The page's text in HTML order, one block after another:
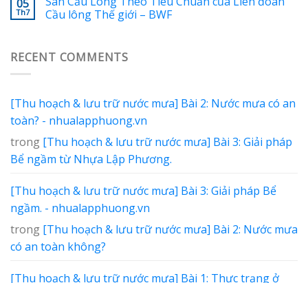
05
Th7
Cầu lông Thế giới – BWF
RECENT COMMENTS
[Thu hoạch & lưu trữ nước mưa] Bài 2: Nước mưa có an
toàn? - nhualapphuong.vn
trong [Thu hoạch & lưu trữ nước mưa] Bài 3: Giải pháp
Bể ngầm từ Nhựa Lập Phương.
[Thu hoạch & lưu trữ nước mưa] Bài 3: Giải pháp Bể
ngầm. - nhualapphuong.vn
trong [Thu hoạch & lưu trữ nước mưa] Bài 2: Nước mưa
có an toàn không?
[Thu hoạch & lưu trữ nước mưa] Bài 1: Thực trạng ở